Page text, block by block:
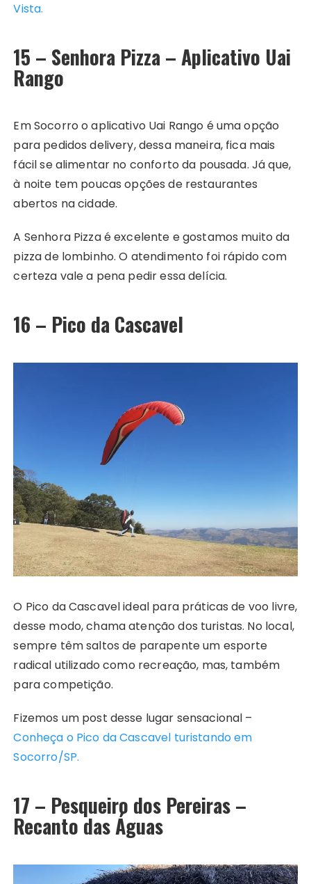
Vista.
15 – Senhora Pizza – Aplicativo Uai
Rango
Em Socorro o aplicativo Uai Rango é uma opção
para pedidos delivery, dessa maneira, fica mais
fácil se alimentar no conforto da pousada. Já que,
à noite tem poucas opções de restaurantes
abertos na cidade.
A Senhora Pizza é excelente e gostamos muito da
pizza de lombinho. O atendimento foi rápido com
certeza vale a pena pedir essa delícia.
16 – Pico da Cascavel
O Pico da Cascavel ideal para práticas de voo livre,
desse modo, chama atenção dos turistas. No local,
sempre têm saltos de parapente um esporte
radical utilizado como recreação, mas, também
para competição.
Fizemos um post desse lugar sensacional –
Conheça o Pico da Cascavel turistando em
Socorro/SP.
17 – Pesqueiro dos Pereiras –
Recanto das Águas